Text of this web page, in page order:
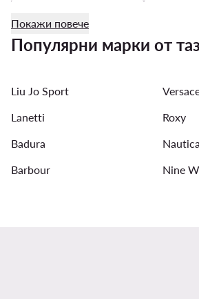
Дамски цял бански костюм
Покажи повече
Популярни марки от
Liu Jo Sport
Lanetti
Roxy
Badura
Nautica
Barbour
Nine